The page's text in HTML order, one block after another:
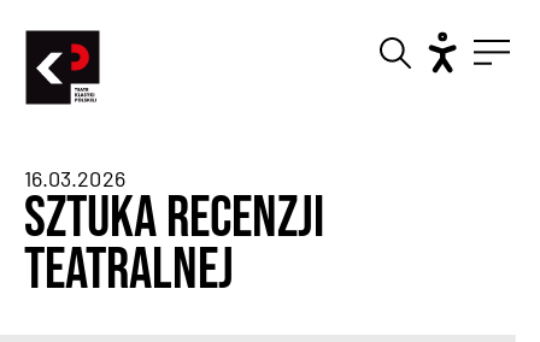
16.03.2026
Sztuka recenzji
teatralnej